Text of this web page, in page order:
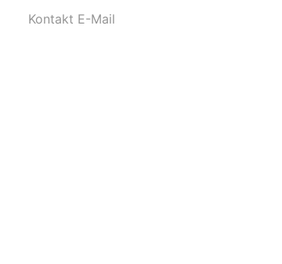
Kontakt E-Mail